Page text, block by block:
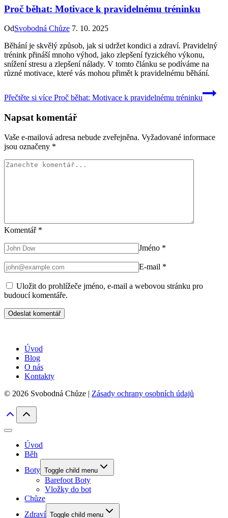
Proč běhat: Motivace k pravidelnému tréninku
OdSvobodná Chůze 7. 10. 2025
Běhání je skvělý způsob, jak si udržet kondici a zdraví. Pravidelný
trénink přináší mnoho výhod, jako zlepšení fyzického výkonu,
snížení stresu a zlepšení nálady. V tomto článku se podíváme na
různé motivace, které vás mohou přimět k pravidelnému běhání.
Přečtěte si více Proč běhat: Motivace k pravidelnému tréninku
Napsat komentář
Vaše e-mailová adresa nebude zveřejněna. Vyžadované informace
jsou označeny *
Komentář *
Jméno *
E-mail *
Uložit do prohlížeče jméno, e-mail a webovou stránku pro
budoucí komentáře.
Úvod
Blog
O nás
Kontakty
© 2026 Svobodná Chůze | Zásady ochrany osobních údajů
Úvod
Běh
Boty Toggle child menu
Barefoot Boty
Vložky do bot
Chůze
Zdraví Toggle child menu